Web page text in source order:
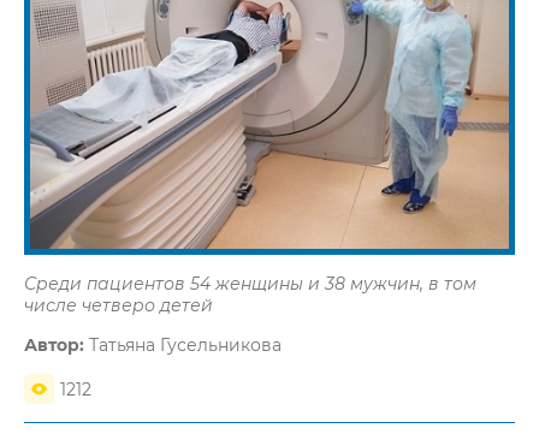
Среди пациентов 54 женщины и 38 мужчин, в том
числе четверо детей
Автор: Татьяна Гусельникова
1212